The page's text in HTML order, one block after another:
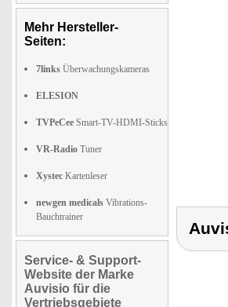
Mehr Hersteller-
Seiten:
7links Überwachungskameras
ELESION
TVPeCee Smart-TV-HDMI-Sticks
VR-Radio Tuner
Xystec Kartenleser
newgen medicals Vibrations-
Bauchtrainer
Service- & Support-
Website der Marke
Auvisio für die
Vertriebsgebiete